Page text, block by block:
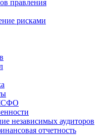
правления
рисками
независимых аудиторов
отчетность